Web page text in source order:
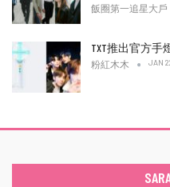
飯圈第一追星大戶
TXT推出官方手
粉紅木木 JAN